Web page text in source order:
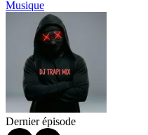
Musique
Dernier épisode